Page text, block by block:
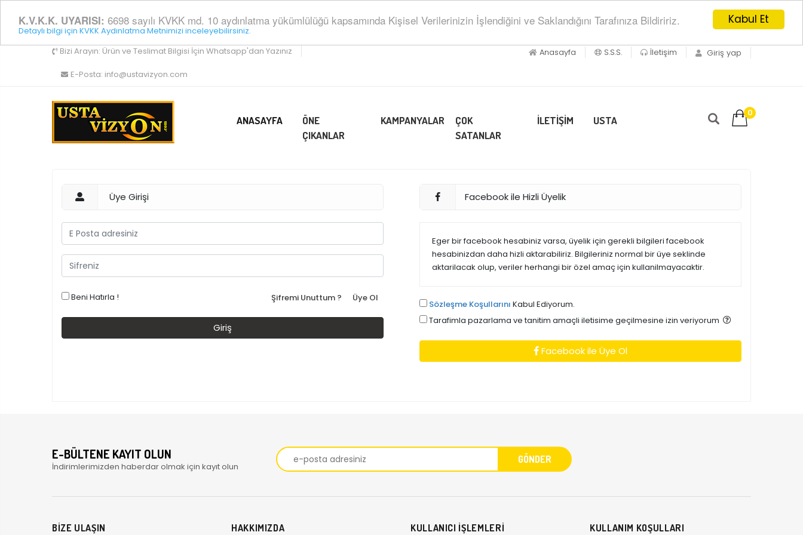
Kabul Et
K.V.K.K. UYARISI: 6698 sayılı KVKK md. 10 aydınlatma yükümlülüğü kapsamında Kişisel Verilerinizin İşlendiğini ve Saklandığını Tarafınıza Bildiririz.
Detaylı bilgi için KVKK Aydınlatma Metnimizi inceleyebilirsiniz.
Bizi Arayın: Ürün ve Teslimat Bilgisi İçin Whatsapp'dan Yazınız
E-Posta: info@ustavizyon.com
Giriş yap
Anasayfa S.S.S. İletişim
ANASAYFA
ÖNE
ÇIKANLAR
KAMPANYALAR
ÇOK
SATANLAR
İLETİŞİM USTA
0
Üye Girişi
Beni Hatırla ! Üye Ol
Şifremi Unuttum ?
Facebook ile Hizli Üyelik
Eger bir facebook hesabiniz varsa, üyelik için gerekli bilgileri facebook
hesabinizdan daha hizli aktarabiliriz. Bilgileriniz normal bir üye seklinde
aktarilacak olup, veriler herhangi bir özel amaç için kullanilmayacaktir.
Sözleşme Koşullarını Kabul Ediyorum.
Tarafimla pazarlama ve tanitim amaçli iletisime geçilmesine izin veriyorum
Facebook ile Üye Ol
E-BÜLTENE KAYIT OLUN
İndirimlerimizden haberdar olmak için kayıt olun
BİZE ULAŞIN HAKKIMIZDA KULLANICI İŞLEMLERİ KULLANIM KOŞULLARI